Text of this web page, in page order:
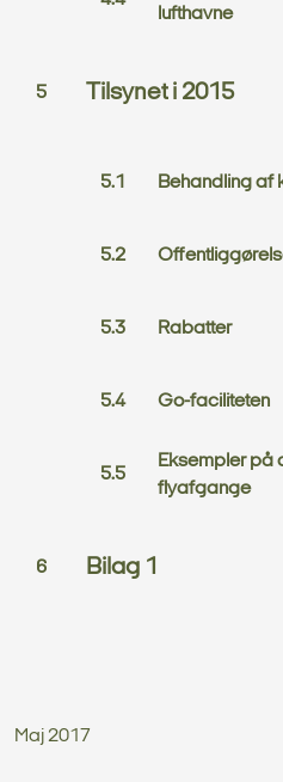
lufthavne
Tilsynet i 2015
Behandling af
Rabatter
Go-faciliteten
Eksempler på
flyafgange
Bilag 1
Maj 2017